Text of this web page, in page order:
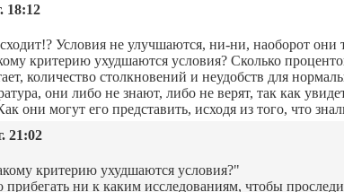
18:12
Условия не улучшаются, ни-ни, наоборот они
критерию ухудшаются условия? Сколько
количество столкновений и неудобств для
они либо не знают, либо не верят, так как
они могут его представить, исходя из того, что
21:02
критерию ухудшаются условия?"
ни к каким исследованиям, чтобы